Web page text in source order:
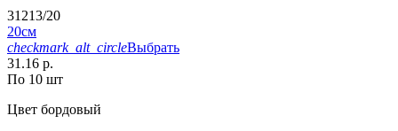
31213/20
20см
checkmark_alt_circleВыбрать
31.16 р.
По 10 шт
Цвет бордовый